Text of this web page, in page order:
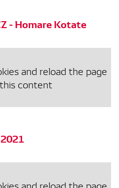
- Homare Kotate
and reload the page
content